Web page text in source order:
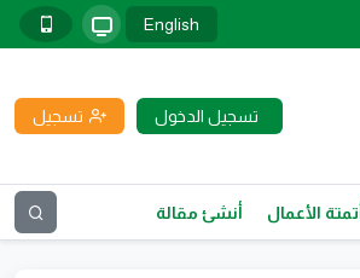
English
تسجيل الدخول تسجيل
الأعمال أنشئ مقالة